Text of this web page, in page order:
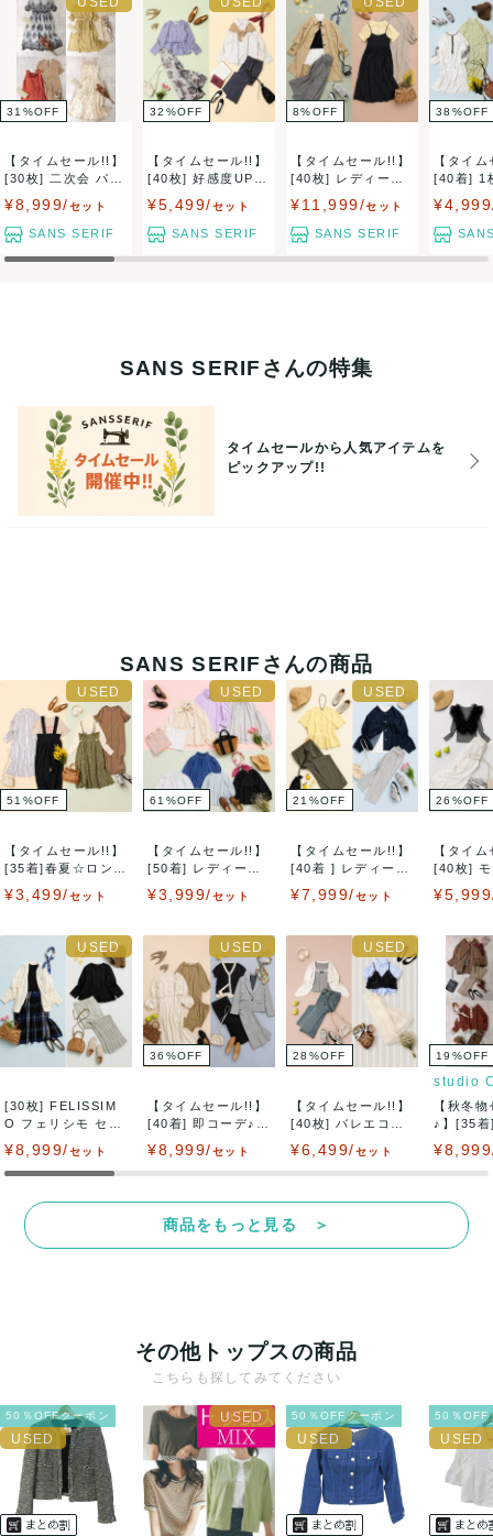
完璧なお品を求める方や、神経質な方はご購入をお控えくだ
さい。古着にご理解のある方のみご購入をお願い申し上げま
す。
アイテムやサイズや季節感の指定はご遠慮ください。当方の
商品は基本的に色々なサイズやオールシーズンのアイテムが
混合しているまとめ売りです。内容や季節感に偏りがでるこ
この度、当店ではエコ活動推進のため地球にやさしいペーパ
ーレスをおこなっております。環境に配慮し必要のない紙に
つきましては発行していかない様日々努力してまいります。
【休業日のお知らせ】
誠に勝手ながら、8/13～8/16までの期間はお休みをいただ
きます。
休業中はお取引連絡や発送等の対応が一切できませんので
決済方法
クレジットカード、メルペイ、銀行振込、PayPay、コンビ
ニ払い
送料：1点あたり¥1,500(見込み)
送料表を確認する
出荷目安：1週間程度
石川県から出荷
31 %OFF
【タイムセール!!】
[30枚] 二次会 パー
¥8,999/セット
SANS SERIF
32 %OFF
【タイムセール!!】
[40枚] 好感度UP!
¥5,499/セット
SANS SERIF
8%OFF
【タイムセール!!】
[40枚] レディース
¥11,999/セット
SANS SERIF
38 %OFF
【タイ
[40着] 1
SANS SERIFさんの特集
タイムセールから人気アイテムを
ピックアップ!!
SANS SERIFさんの商品
51 %OFF
【タイムセール!!】
[35着]春夏☆ロング
¥3,499/セット
61 %OFF
【タイムセール!!】
[50着] レディース
¥3,999/セット
21 %OFF
【タイムセール!!】
[40着 ] レディース
¥7,999/セット
26 %OFF
【タイ
[40枚]
[30枚] FELISSIM
O フェリシモ セッ
¥8,999/セット
36 %OFF
【タイムセール!!】
[40着] 即コーデ♪
¥8,999/セット
28 %OFF
【タイムセール!!】
[40枚] バレエコア
¥6,499/セット
19 %OFF
studio
【秋冬
♪】[35
商品をもっと見る ＞
その他トップスの商品
こちらも探してみてください
50％OFFクーポン 50％OFFクーポン 50％OFF